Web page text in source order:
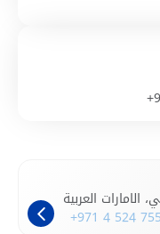
الامارات العربية
+971 4 524